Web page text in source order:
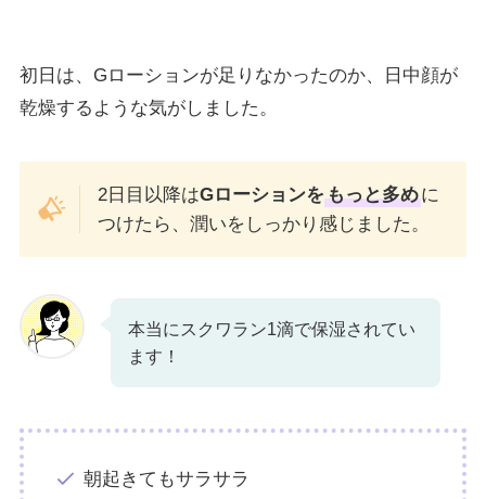
初日は、Gローションが足りなかったのか、日中顔が
乾燥するような気がしました。
2日目以降はGローションをもっと多めに
つけたら、潤いをしっかり感じました。
本当にスクワラン1滴で保湿されてい
ます！
朝起きてもサラサラ